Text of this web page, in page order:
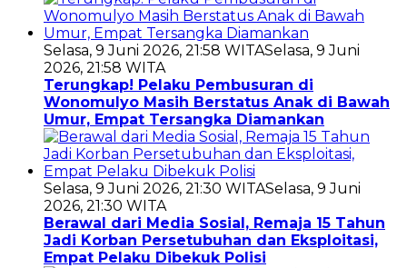
Selasa, 9 Juni 2026, 21:58 WITASelasa, 9 Juni
2026, 21:58 WITA
Terungkap! Pelaku Pembusuran di
Wonomulyo Masih Berstatus Anak di Bawah
Umur, Empat Tersangka Diamankan
Selasa, 9 Juni 2026, 21:30 WITASelasa, 9 Juni
2026, 21:30 WITA
Berawal dari Media Sosial, Remaja 15 Tahun
Jadi Korban Persetubuhan dan Eksploitasi,
Empat Pelaku Dibekuk Polisi